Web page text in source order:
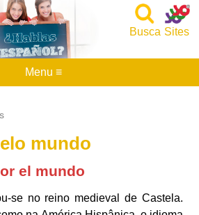
Sites
Busca
mundo
el mundo
se no reino medieval de Castela.